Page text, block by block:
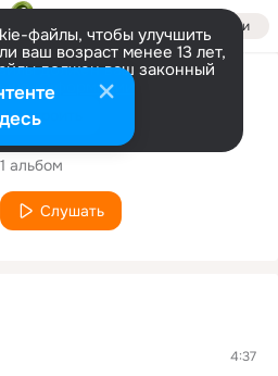
Войти
файлы, чтобы улучшить
ваш возраст менее 13 лет,
должен ваш законный
информации
Настроить
Исполнитель
Barely Hi-Fi
1 альбом
Слушать
4:37